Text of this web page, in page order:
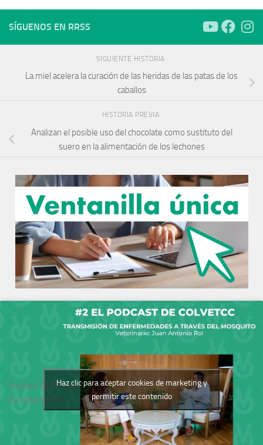
SÍGUENOS EN RRSS
SIGUIENTE HISTORIA
La miel acelera la curación de las heridas de las patas de los
caballos
HISTORIA PREVIA
Analizan el posible uso del chocolate como sustituto del
suero en la alimentación de los lechones
Podcast del Colegio
de Veterinarios
Haz clic para aceptar cookies de marketing y
permitir este contenido